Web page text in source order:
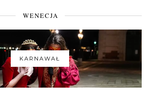
WENECJA
KARNAWAŁ